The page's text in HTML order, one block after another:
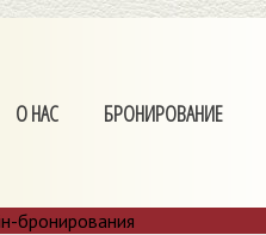
О НАС БРОНИРОВАНИЕ
бронирования